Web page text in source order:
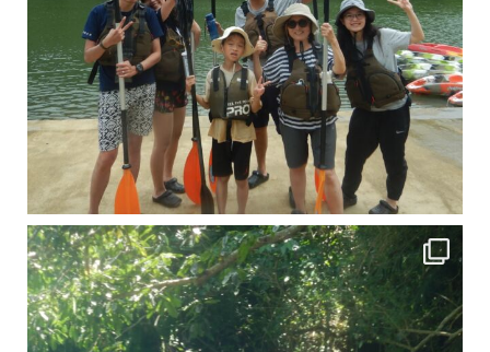
引き潮だったの